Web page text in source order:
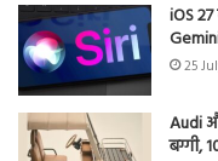
iOS
25
Audi
बग्गी,